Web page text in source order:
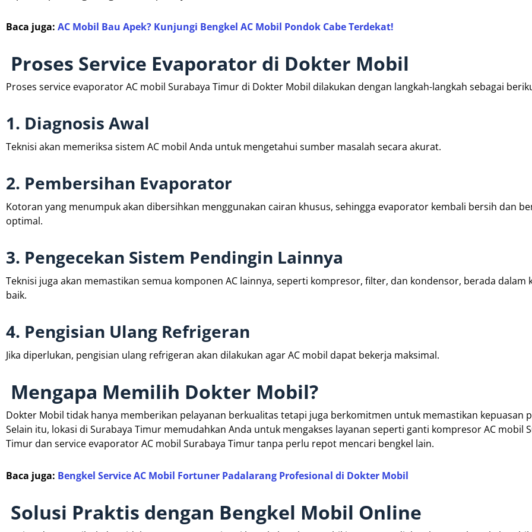
Baca juga: AC Mobil Bau Apek? Kunjungi Bengkel AC Mobil Pondok Cabe Terdekat!
Proses Service Evaporator di Dokter Mobil
Proses service evaporator AC mobil Surabaya Timur di Dokter Mobil dilakukan dengan langkah-langkah sebagai
1. Diagnosis Awal
Teknisi akan memeriksa sistem AC mobil Anda untuk mengetahui sumber masalah secara akurat.
2. Pembersihan Evaporator
Kotoran yang menumpuk akan dibersihkan menggunakan cairan khusus, sehingga evaporator kembali bersih dan
optimal.
3. Pengecekan Sistem Pendingin Lainnya
Teknisi juga akan memastikan semua komponen AC lainnya, seperti kompresor, filter, dan kondensor, berada dalam
baik.
4. Pengisian Ulang Refrigeran
Jika diperlukan, pengisian ulang refrigeran akan dilakukan agar AC mobil dapat bekerja maksimal.
Mengapa Memilih Dokter Mobil?
Dokter Mobil tidak hanya memberikan pelayanan berkualitas tetapi juga berkomitmen untuk memastikan kepuasan
Selain itu, lokasi di Surabaya Timur memudahkan Anda untuk mengakses layanan seperti ganti kompresor AC mobil
Timur dan service evaporator AC mobil Surabaya Timur tanpa perlu repot mencari bengkel lain.
Baca juga: Bengkel Service AC Mobil Fortuner Padalarang Profesional di Dokter Mobil
Solusi Praktis dengan Bengkel Mobil Online